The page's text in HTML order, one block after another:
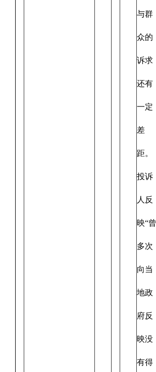
与群
众的
诉求
还有
一定
差
距。
投诉
人反
映“曾
多次
向当
地政
府反
映没
有得